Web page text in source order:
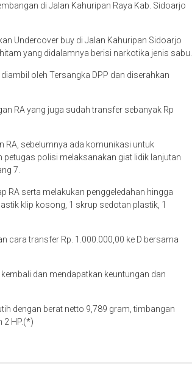
di Jalan Kahuripan Raya Kab. Sidoarjo
Undercover buy di Jalan Kahuripan Sidoarjo
yang didalamnya berisi narkotika jenis sabu.
oleh Tersangka DPP dan diserahkan
RA yang juga sudah transfer sebanyak Rp
RA, sebelumnya ada komunikasi untuk
petugas polisi melaksanakan giat lidik lanjutan
7.
RA serta melakukan penggeledahan hingga
klip kosong, 1 skrup sedotan plastik, 1
cara transfer Rp. 1.000.000,00 ke D bersama
dan mendapatkan keuntungan dan
dengan berat netto 9,789 gram, timbangan
2 HP.(*)